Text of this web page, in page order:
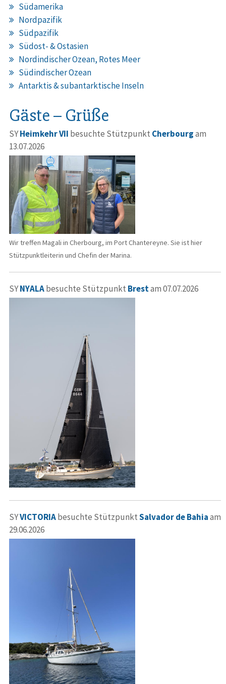
Südamerika
Nordpazifik
Südpazifik
Südost- & Ostasien
Nordindischer Ozean, Rotes Meer
Südindischer Ozean
Antarktis & subantarktische Inseln
Gäste – Grüße
SYHeimkehr VII besuchte Stützpunkt Cherbourgam
13.07.2026
Wir treffen Magali in Cherbourg, im Port Chantereyne. Sie ist hier
Stützpunktleiterin und Chefin der Marina.
SYNYALAbesuchte Stützpunkt Brestam 07.07.2026
SYVICTORIAbesuchte StützpunktSalvador de Bahiaam
29.06.2026